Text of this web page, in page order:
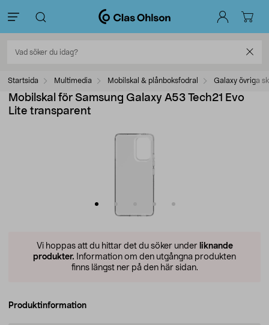
Startsida Multimedia Mobilskal & plånboksfodral Galaxy övriga
Mobilskal för Samsung Galaxy A53 Tech21 Evo
Lite transparent
Vi hoppas att du hittar det du söker under liknande
produkter. Information om den utgångna produkten
finns längst ner på den här sidan.
Produktinformation